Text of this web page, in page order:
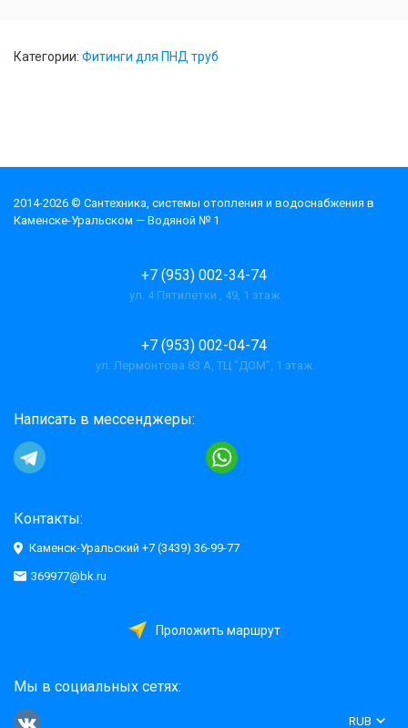
Категории: Фитинги для ПНД труб
2014-2026 © Cантехника, системы отопления и водоснабжения в
Каменске-Уральском — Водяной № 1
+7 (953) 002-34-74
ул. 4 Пятилетки , 49, 1 этаж
+7 (953) 002-04-74
ул. Лермонтова 83 А, ТЦ "ДОМ", 1 этаж
Написать в мессенджеры:
Контакты:
Каменск-Уральский +7 (3439) 36-99-77
369977@bk.ru
Проложить маршрут
Мы в социальных сетях:
RUB